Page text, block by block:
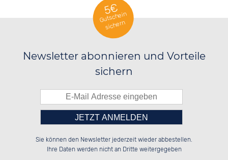
5€
Gutschein
sichern
Newsletter abonnieren und Vorteile
sichern
░░████░░██████░░██████░░██████░░
░░░░██░░██░░██░░██░░██░░██░░██░░
Bitte tragen Sie die Zahl in
das nebenstehende Feld ein.
Sie können den Newsletter jederzeit wieder abbestellen.
Ihre Daten werden nicht an Dritte weitergegeben